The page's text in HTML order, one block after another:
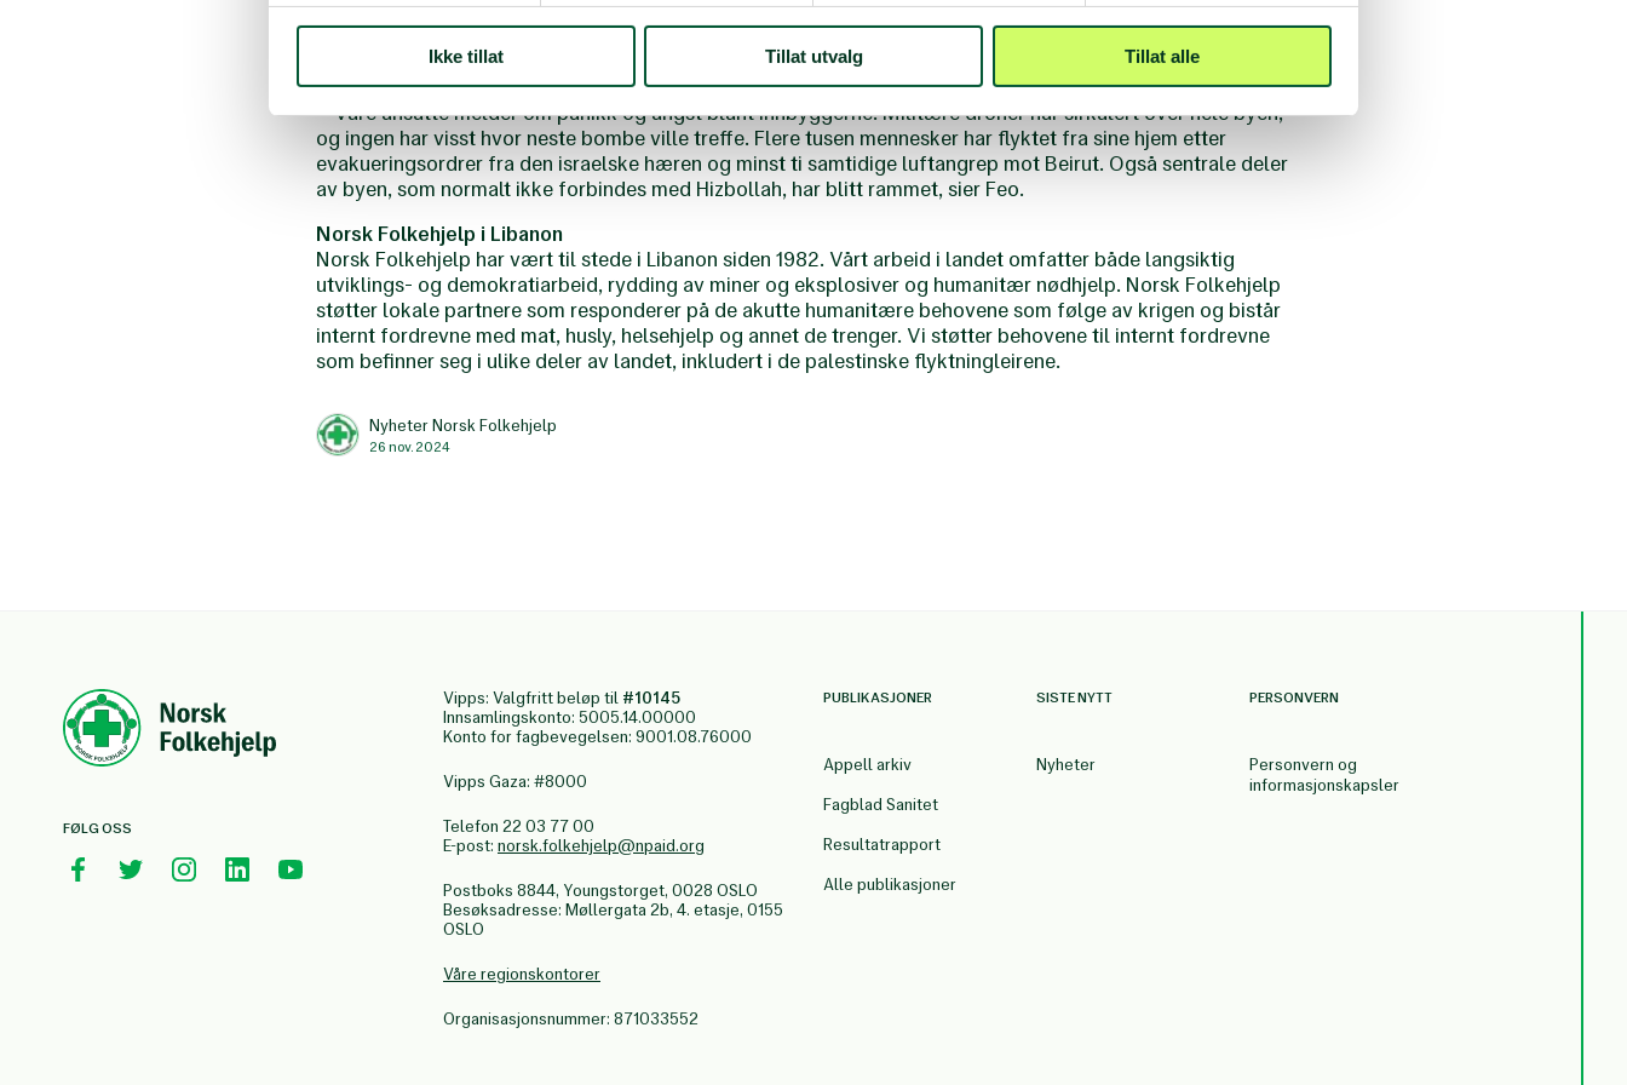
Ikke tillat Tillat utvalg Tillat alle
universitetssykehuset i Beirut og til kystområder.
– Våre ansatte melder om panikk og angst blant innbyggerne. Militære droner har sirkulert over hele byen,
og ingen har visst hvor neste bombe ville treffe. Flere tusen mennesker har flyktet fra sine hjem etter
evakueringsordrer fra den israelske hæren og minst ti samtidige luftangrep mot Beirut. Også sentrale deler
av byen, som normalt ikke forbindes med Hizbollah, har blitt rammet, sier Feo.
Norsk Folkehjelp i Libanon
Norsk Folkehjelp har vært til stede i Libanon siden 1982. Vårt arbeid i landet omfatter både langsiktig
utviklings- og demokratiarbeid, rydding av miner og eksplosiver og humanitær nødhjelp. Norsk Folkehjelp
støtter lokale partnere som responderer på de akutte humanitære behovene som følge av krigen og bistår
internt fordrevne med mat, husly, helsehjelp og annet de trenger. Vi støtter behovene til internt fordrevne
som befinner seg i ulike deler av landet, inkludert i de palestinske flyktningleirene.
Nyheter Norsk Folkehjelp
26 nov. 2024
FØLG OSS
Vipps: Valgfritt beløp til #10145
Innsamlingskonto: 5005.14.00000
Konto for fagbevegelsen: 9001.08.76000
Vipps Gaza: #8000
Telefon 22 03 77 00
E-post: norsk.folkehjelp@npaid.org
Postboks 8844, Youngstorget, 0028 OSLO
Besøksadresse: Møllergata 2b, 4. etasje, 0155
OSLO
Våre regionskontorer
Organisasjonsnummer: 871033552
PUBLIKASJONER
Appell arkiv
Fagblad Sanitet
Resultatrapport
Alle publikasjoner
SISTE NYTT
Nyheter
PERSONVERN
Personvern og
informasjonskapsler